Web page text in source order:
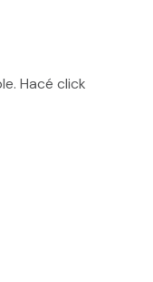
Hacé click